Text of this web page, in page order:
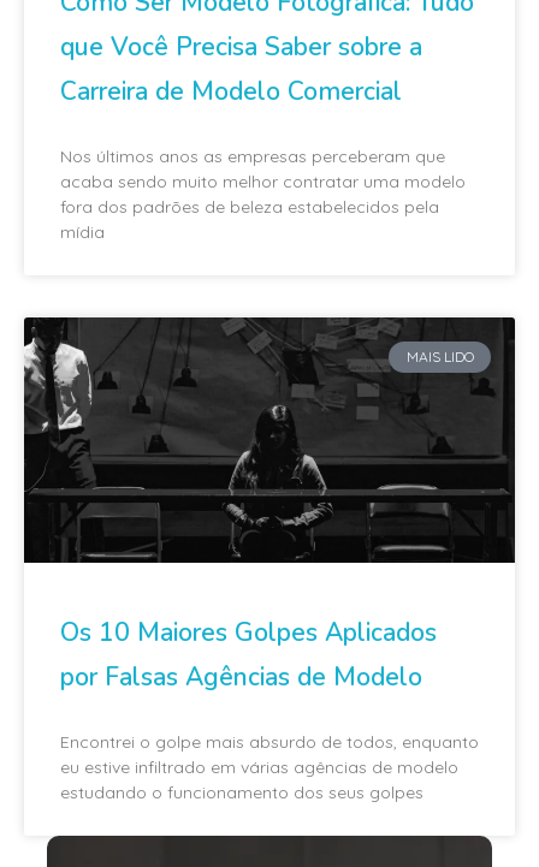
que Você Precisa Saber sobre a
Carreira de Modelo Comercial
Nos últimos anos as empresas perceberam que
acaba sendo muito melhor contratar uma modelo
fora dos padrões de beleza estabelecidos pela
mídia
MAIS LIDO
Os 10 Maiores Golpes Aplicados
por Falsas Agências de Modelo
Encontrei o golpe mais absurdo de todos, enquanto
eu estive infiltrado em várias agências de modelo
estudando o funcionamento dos seus golpes